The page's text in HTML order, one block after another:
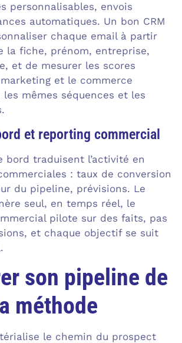
personnalisables, envois
automatiques. Un bon CRM
chaque email à partir
la fiche, prénom, entreprise,
et de mesurer les scores
marketing et le commerce
mêmes séquences et les
et reporting commercial
bord traduisent l’activité en
: taux de conversion
du pipeline, prévisions. Le
seul, en temps réel, le
pilote sur des faits, pas
et chaque objectif se suit
son pipeline de
méthode
le chemin du prospect